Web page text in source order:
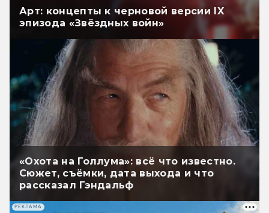
Арт: концепты к черновой версии IX
эпизода «Звёздных войн»
«Охота на Голлума»: всё что известно.
Сюжет, съёмки, дата выхода и что
рассказал Гэндальф
РЕКЛАМА